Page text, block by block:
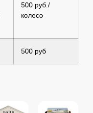
500 руб./
колесо
500 руб